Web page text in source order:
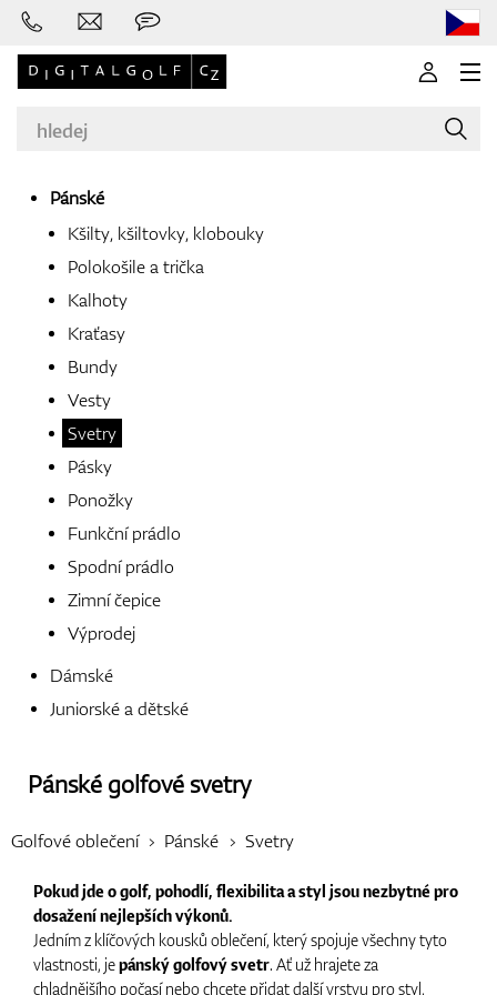
Značky
Vozíky
Pánské
Kšilty, kšiltovky, klobouky
Polokošile a trička
Kalhoty
Kraťasy
Bundy
Vesty
Svetry
Pásky
Ponožky
Funkční prádlo
Spodní prádlo
Zimní čepice
Výprodej
Dámské
Juniorské a dětské
Pánské golfové svetry
Golfové oblečení Pánské Svetry
Pokud jde o golf, pohodlí, flexibilita a styl jsou nezbytné pro
dosažení nejlepších výkonů.
Jedním z klíčových kousků oblečení, který spojuje všechny tyto
vlastnosti, jepánský golfový svetr. Ať už hrajete za
chladnějšího počasí nebo chcete přidat další vrstvu pro styl,